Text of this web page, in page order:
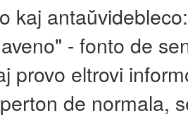
kaj antaŭvidebleco:
- fonto de
provo eltrovi
de normala,